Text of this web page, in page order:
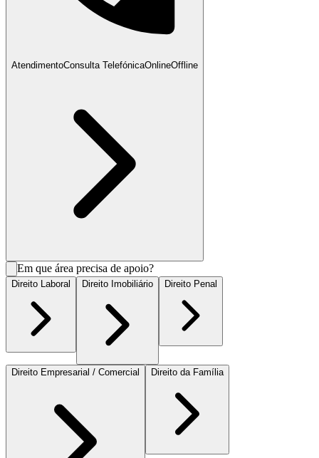
AtendimentoConsulta TelefónicaOnlineOffline
Em que área precisa de apoio?
Direito Laboral Direito Imobiliário Direito Penal
Direito Empresarial / Comercial Direito da Família